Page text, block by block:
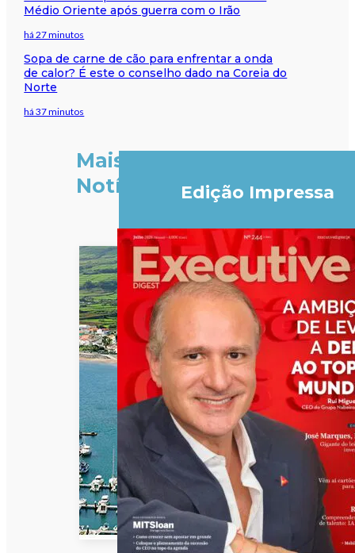
Médio Oriente após guerra com o Irão
há 27 minutos
Sopa de carne de cão para enfrentar a onda
de calor? É este o conselho dado na Coreia do
Norte
há 37 minutos
Mais
Notícias
Edição Impressa